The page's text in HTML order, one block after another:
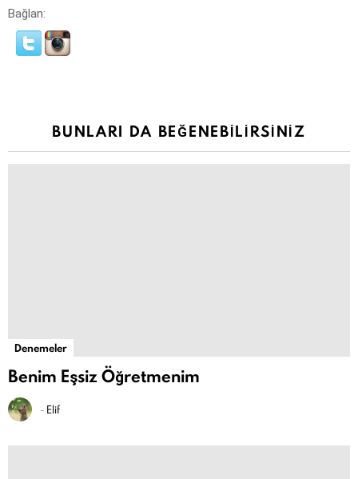
Bağlan:
BUNLARI DA BEĞENEBILIRSINIZ
Denemeler
Benim Eşsiz Öğretmenim
- Elif